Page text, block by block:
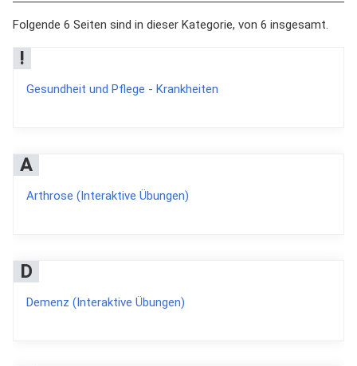
Folgende 6 Seiten sind in dieser Kategorie, von 6 insgesamt.
!
Gesundheit und Pflege - Krankheiten
A
Arthrose (Interaktive Übungen)
D
Demenz (Interaktive Übungen)